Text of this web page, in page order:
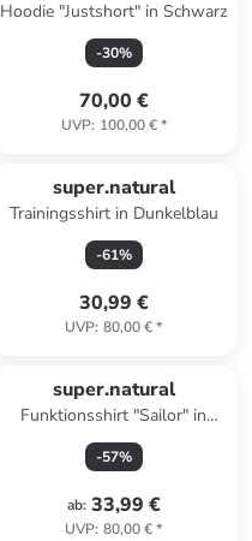
Hoodie "Justshort" in Schwarz
-30%
70,00 €
UVP: 100,00 €*
super.natural
Trainingsshirt in Dunkelblau
-61%
30,99 €
UVP: 80,00 €*
super.natural
Funktionsshirt "Sailor" in
Dunkelblau
-57%
ab: 33,99 €
UVP: 80,00 €*